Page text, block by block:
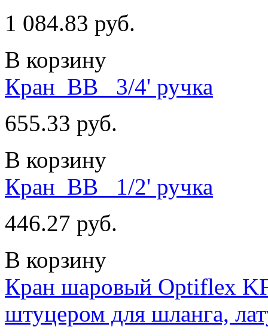
1 084.83 руб.
В корзину
Кран_ВВ_ 3/4' ручка
655.33 руб.
В корзину
Кран_ВВ_ 1/2' ручка
446.27 руб.
В корзину
Кран шаровый Optiflex
штуцером для шланга,